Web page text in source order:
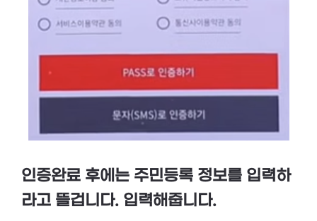
인증완료 후에는 주민등록 정보를 입력하
라고 뜰겁니다. 입력해줍니다.